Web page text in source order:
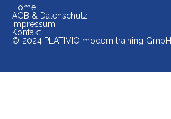
Home
AGB & Datenschutz
Impressum
Kontakt
© 2024 PLATIVIO modern training GmbH